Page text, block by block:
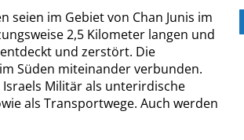
seien im Gebiet von Chan Junis im
2,5 Kilometer langen und
und zerstört. Die
Süden miteinander verbunden.
Militär als unterirdische
als Transportwege. Auch werden